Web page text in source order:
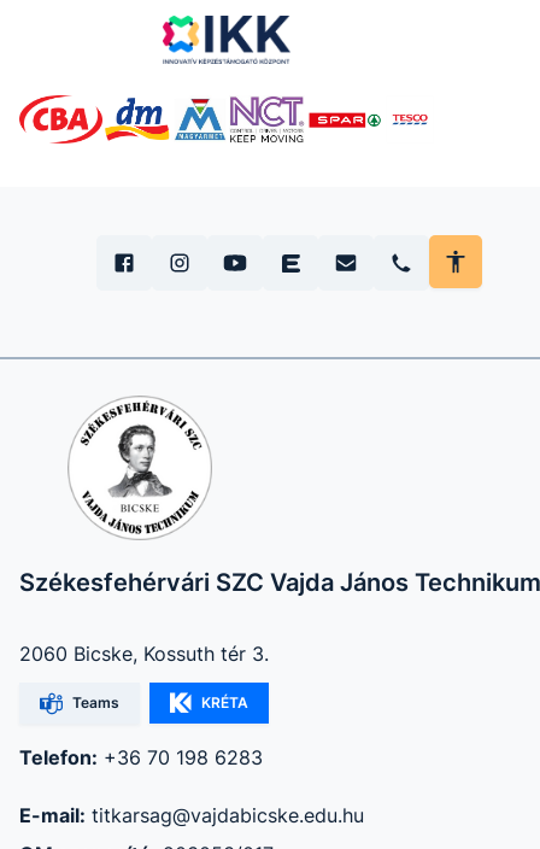
Székesfehérvári SZC Vajda János Technikum
2060 Bicske, Kossuth tér 3.
Teams KRÉTA
Telefon: +36 70 198 6283
E-mail: titkarsag@vajdabicske.edu.hu